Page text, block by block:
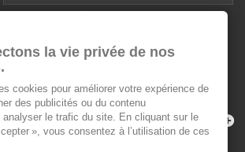
la vie privée de nos
cookies pour améliorer votre expérience de
des publicités ou du contenu
analyser le trafic du site. En cliquant sur le
», vous consentez à l’utilisation de ces